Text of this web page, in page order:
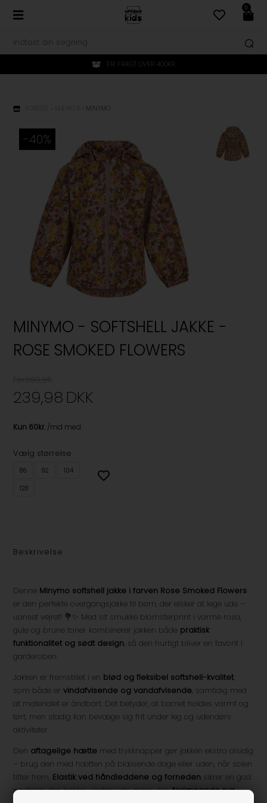
0
FRI FRAGT OVER 400KR.
MINYMO
-40%
MINYMO - SOFTSHELL JAKKE -
ROSE SMOKED FLOWERS
239,98 DKK
Vælg størrelse
86 92 104
128
Beskrivelse
Denne Minymo softshell jakke i farven Rose Smoked Flowers
er den perfekte overgangsjakke til børn, der elsker at lege ude –
uanset vejret! 💐✨ Med sit smukke blomsterprint i varme rosa,
gule og brune toner kombinerer jakken både praktisk
funktionalitet og sødt design, så den hurtigt bliver en favorit i
garderoben.
Jakken er fremstillet i en blød og fleksibel softshell-kvalitet,
som både ervindafvisende og vandafvisende, samtidig med
at materialet er åndbart. Det betyder, at barnet holdes varmt og
tørt, men stadig kan bevæge sig frit under leg og udendørs
aktiviteter.
Den aftagelige hætte med trykknapper gør jakken ekstra alsidig
– brug den med hætten på blæsende dage eller uden, når solen
titter frem. Elastik ved håndleddene og forneden sikrer en god
pasform, der holder vinden ude, mens denforlængede ryg